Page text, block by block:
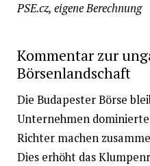
PSE.cz, eigene Berechnung
Kommentar zur
Börsenlandschaft
Die Budapester Börse
Unternehmen
Richter machen
Dies erhöht das